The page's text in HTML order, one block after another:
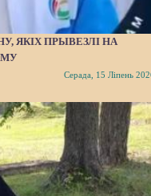
ЯКІХ ПРЫВЕЗЛІ НА
Серада, 15 Ліпень